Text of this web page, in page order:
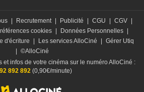
| Recrutement | Publicité | CGU | CGV |
cookies | Données Personnelles |
d'écriture | Les services AlloCiné | Gérer Utiq
| ©AlloCiné
et infos de votre cinéma sur le numéro AlloCiné :
892 892 (0,90€/minute)